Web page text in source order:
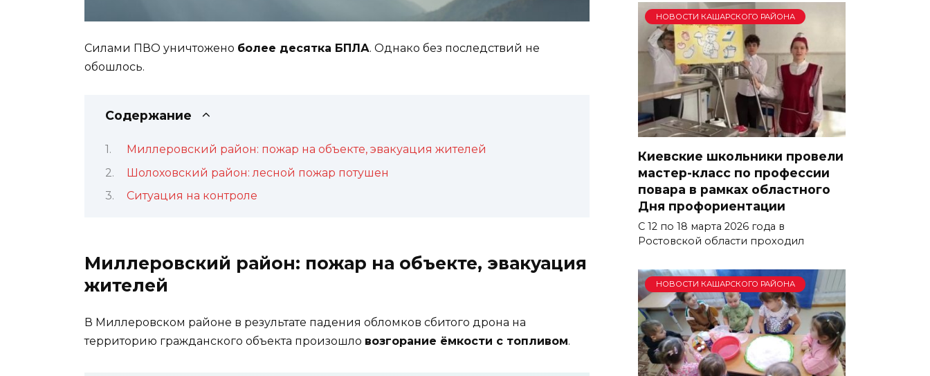
Силами ПВО уничтожено более десятка БПЛА. Однако без последствий не
обошлось.
Содержание
Миллеровский район: пожар на объекте, эвакуация жителей
Шолоховский район: лесной пожар потушен
Ситуация на контроле
Миллеровский район: пожар на объекте, эвакуация
жителей
В Миллеровском районе в результате падения обломков сбитого дрона на
территорию гражданского объекта произошло возгорание ёмкости с топливом.
НОВОСТИ КАШАРСКОГО РАЙОНА
Киевские школьники провели
мастер-класс по профессии
повара в рамках областного
Дня профориентации
С 12 по 18 марта 2026 года в
Ростовской области проходил
НОВОСТИ КАШАРСКОГО РАЙОНА